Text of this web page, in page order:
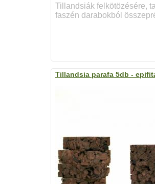
Tillandsiák felkötözésére,
faszén darabokból
Tillandsia parafa 5db -